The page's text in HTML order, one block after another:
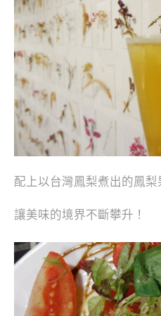
配上以台灣鳳梨煮出的鳳
讓美味的境界不斷攀升！